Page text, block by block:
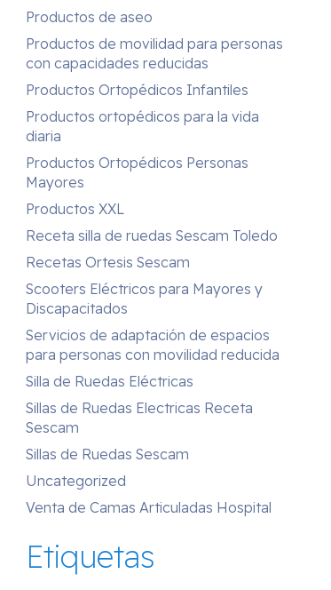
Productos de aseo
Productos de movilidad para personas
con capacidades reducidas
Productos Ortopédicos Infantiles
Productos ortopédicos para la vida
diaria
Productos Ortopédicos Personas
Mayores
Productos XXL
Receta silla de ruedas Sescam Toledo
Recetas Ortesis Sescam
Scooters Eléctricos para Mayores y
Discapacitados
Servicios de adaptación de espacios
para personas con movilidad reducida
Silla de Ruedas Eléctricas
Sillas de Ruedas Electricas Receta
Sescam
Sillas de Ruedas Sescam
Uncategorized
Venta de Camas Articuladas Hospital
Etiquetas